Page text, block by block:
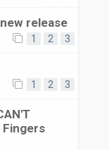
release
1 2 3
1 2 3
Fingers